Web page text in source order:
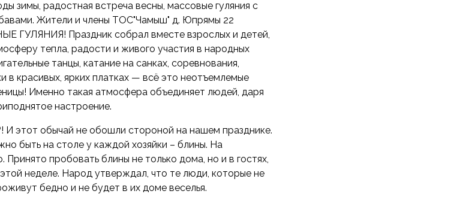
зимы, радостная встреча весны, массовые гуляния с
Жители и члены ТОС"Чамыш" д. Юпрямы 22
ГУЛЯНИЯ! Праздник собрал вместе взрослых и детей,
тепла, радости и живого участия в народных
танцы, катание на санках, соревнования,
в красивых, ярких платках — всё это неотъемлемые
Именно такая атмосфера объединяет людей, даря
настроение.
И этот обычай не обошли стороной на нашем празднике.
быть на столе у каждой хозяйки – блины. На
пробовать блины не только дома, но и в гостях,
неделе. Народ утверждал, что те люди, которые не
бедно и не будет в их доме веселья.